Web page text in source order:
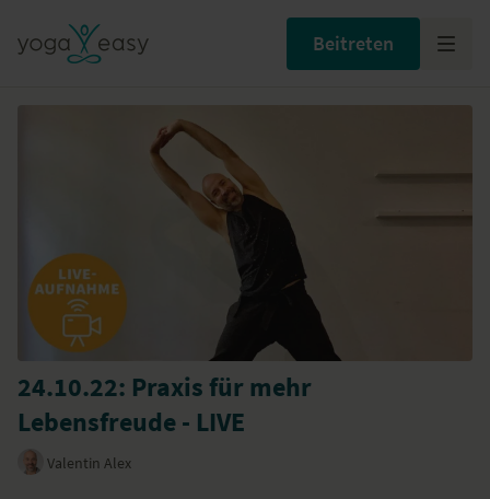
Beitreten
24.10.22: Praxis für mehr
Lebensfreude - LIVE
Valentin Alex